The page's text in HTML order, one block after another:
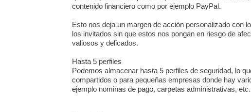
contenido financiero como por ejemplo PayPal.
Esto nos deja un margen de acción personalizado con
los invitados sin que estos nos pongan en riesgo de
valiosos y delicados.
Hasta 5 perfiles
Podemos almacenar hasta 5 perfiles de seguridad, lo
compartidos o para pequeñas empresas donde hay
ejemplo nominas de pago, carpetas administrativas, etc.